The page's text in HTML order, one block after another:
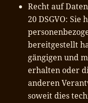
Recht auf
20 DSGVO: Sie
bereitgestellt
gängigen und
erhalten oder
anderen
soweit dies